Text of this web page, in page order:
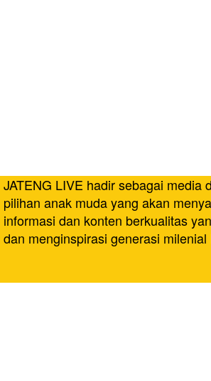
JATENG LIVE hadir sebagai media
pilihan anak muda yang akan
informasi dan konten berkualitas
dan menginspirasi generasi milenial